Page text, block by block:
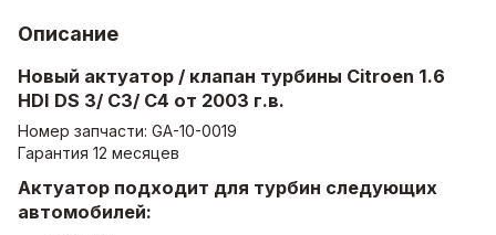
Описание
Новый актуатор / клапан турбины Citroen 1.6
HDI DS 3/ C3/ C4 от 2003 г.в.
Номер запчасти: GA-10-0019
Гарантия 12 месяцев
Актуатор подходит для турбин следующих
автомобилей: